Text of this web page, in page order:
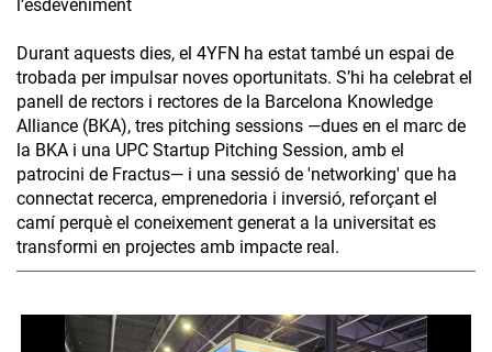
l’esdeveniment
Durant aquests dies, el 4YFN ha estat també un espai de
trobada per impulsar noves oportunitats. S’hi ha celebrat el
panell de rectors i rectores de la Barcelona Knowledge
Alliance (BKA), tres pitching sessions —dues en el marc de
la BKA i una UPC Startup Pitching Session, amb el
patrocini de Fractus— i una sessió de 'networking' que ha
connectat recerca, emprenedoria i inversió, reforçant el
camí perquè el coneixement generat a la universitat es
transformi en projectes amb impacte real.